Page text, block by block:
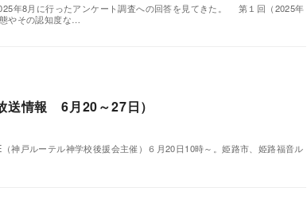
年8月に行ったアンケート調査への回答を見てきた。 第１回（2025年
やその認知度な…
送情報 6月20～27日）
（神戸ルーテル神学校後援会主催）６月20日10時～。姫路市、姫路福音ル